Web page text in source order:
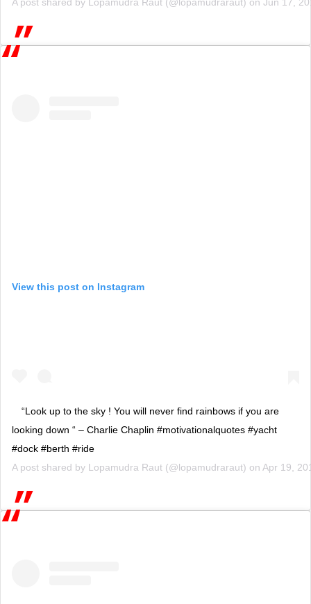
A post shared by Lopamudra Raut (@lopamudraraut) on Jun 17,
View this post on Instagram
“Look up to the sky ! You will never find rainbows if you are
looking down “ – Charlie Chaplin #motivationalquotes #yacht
#dock #berth #ride
A post shared by Lopamudra Raut (@lopamudraraut) on Apr 19,